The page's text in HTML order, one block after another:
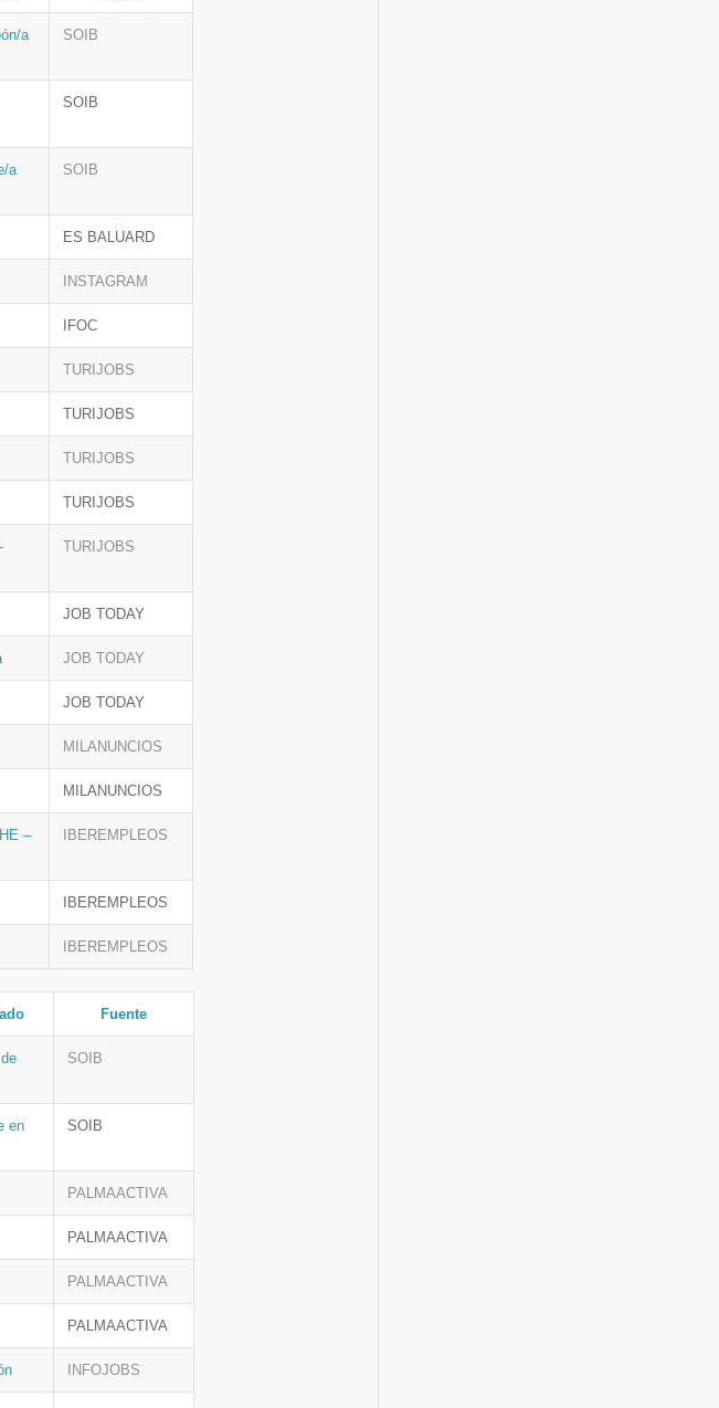
a
SOIB
SOIB
a
SOIB
ES BALUARD
INSTAGRAM
IFOC
TURIJOBS
TURIJOBS
TURIJOBS
TURIJOBS
TURIJOBS
JOB TODAY
JOB TODAY
JOB TODAY
MILANUNCIOS
MILANUNCIOS
–
IBEREMPLEOS
IBEREMPLEOS
IBEREMPLEOS
Fuente
SOIB
en
SOIB
PALMAACTIVA
PALMAACTIVA
PALMAACTIVA
PALMAACTIVA
INFOJOBS